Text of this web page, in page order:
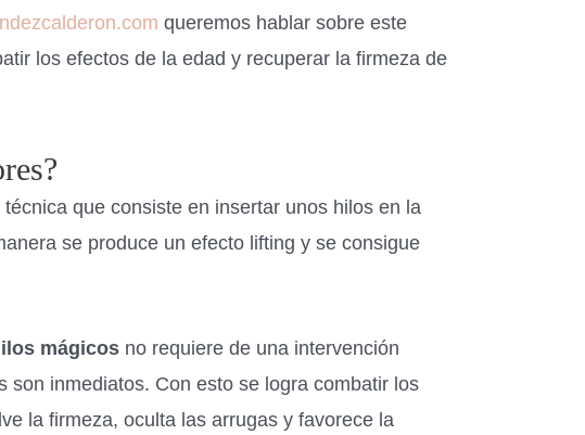
queremos hablar sobre este
los efectos de la edad y recuperar la firmeza de
que consiste en insertar unos hilos en la
se produce un efecto lifting y se consigue
mágicosno requiere de una intervención
son inmediatos. Con esto se logra combatir los
la firmeza, oculta las arrugas y favorece la